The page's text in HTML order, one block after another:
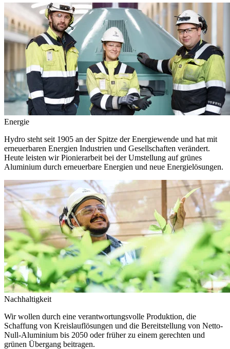
Energie
Hydro steht seit 1905 an der Spitze der Energiewende und hat mit
erneuerbaren Energien Industrien und Gesellschaften verändert.
Heute leisten wir Pionierarbeit bei der Umstellung auf grünes
Aluminium durch erneuerbare Energien und neue Energielösungen.
Nachhaltigkeit
Wir wollen durch eine verantwortungsvolle Produktion, die
Schaffung von Kreislauflösungen und die Bereitstellung von Netto-
Null-Aluminium bis 2050 oder früher zu einem gerechten und
grünen Übergang beitragen.